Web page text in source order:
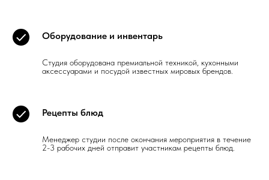
Оборудование и инвентарь
Студия оборудована премиальной техникой, кухонными
аксессуарами и посудой известных мировых брендов.
Рецепты блюд
Менеджер студии после окончания мероприятия в течение
2-3 рабочих дней отправит участникам рецепты блюд.